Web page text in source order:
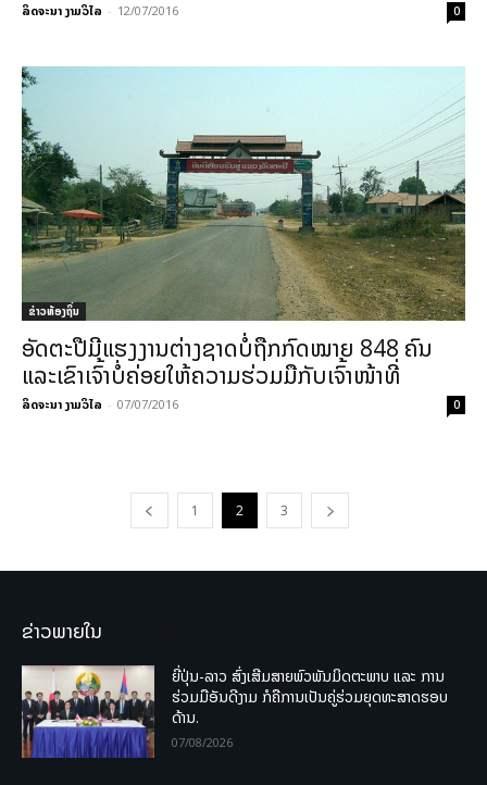
ລິດຈະນາ ງາມວິໄລ - 12/07/2016 0
ຂ່າວທ້ອງຖິ່ນ
ອັດຕະປືມີແຮງງານຕ່າງຊາດບໍ່ຖືກກົດໝາຍ 848 ຄົນ
ແລະເຂົາເຈົ້າບໍ່ຄ່ອຍໃຫ້ຄວາມຮ່ວມມືກັບເຈົ້າໜ້າທີ່
ລິດຈະນາ ງາມວິໄລ - 07/07/2016 0
1 2 3
ຂ່າວພາຍໃນ
ຍີ່ປຸ່ນ-ລາວ ສົ່ງເສີມສາຍພົວພັນມິດຕະພາບ ແລະ ການ
ຮ່ວມມືອັນດີງາມ ກໍຄືການເປັນຄູ່ຮ່ວມຍຸດທະສາດຮອບ
ດ້ານ.
07/08/2026